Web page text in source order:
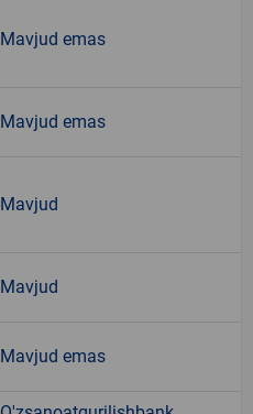
Mavjud emas
Mavjud emas
Mavjud
Mavjud
Mavjud emas